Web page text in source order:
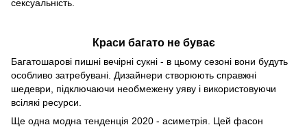
сексуальність.
Краси багато не буває
Багатошарові пишні вечірні сукні - в цьому сезоні вони будуть
особливо затребувані. Дизайнери створюють справжні
шедеври, підключаючи необмежену уяву і використовуючи
всілякі ресурси.
Ще одна модна тенденція 2020 - асиметрія. Цей фасон